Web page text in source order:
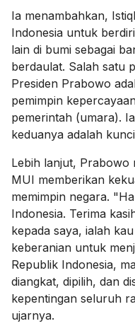
Ia menambahkan,
Indonesia untuk
lain di bumi sebagai
berdaulat. Salah satu
Presiden Prabowo
pemimpin
pemerintah (umara).
keduanya adalah
Lebih lanjut, Prabowo
MUI memberikan
memimpin negara.
Indonesia. Terima
kepada saya, ialah
keberanian untuk
Republik Indonesia,
diangkat, dipilih, dan
kepentingan seluruh
ujarnya.